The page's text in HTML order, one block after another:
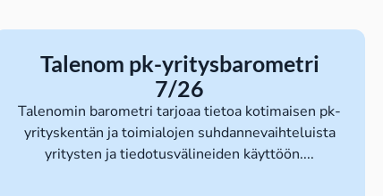
Talenom pk-yritysbarometri
7/26
Talenomin barometri tarjoaa tietoa kotimaisen pk-
yrityskentän ja toimialojen suhdannevaihteluista
yritysten ja tiedotusvälineiden käyttöön....